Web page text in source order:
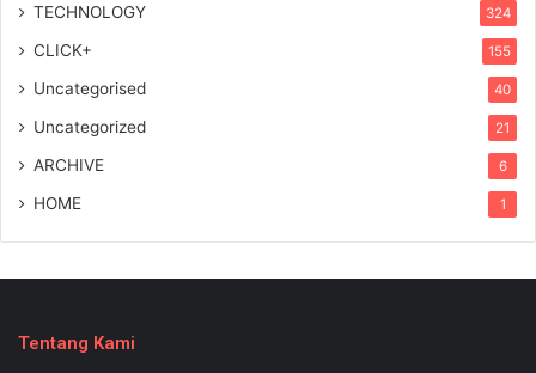
TECHNOLOGY 324
CLICK+ 155
Uncategorised 40
Uncategorized 21
ARCHIVE 6
HOME 1
Tentang Kami